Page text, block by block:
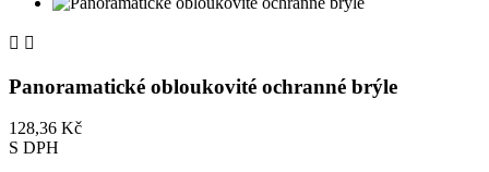
 
Panoramatické obloukovité ochranné brýle
128,36 Kč
S DPH